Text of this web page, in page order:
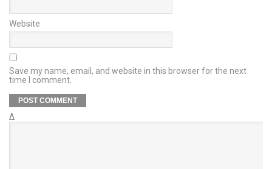
Website
Save my name, email, and website in this browser for the next
time I comment.
Δ